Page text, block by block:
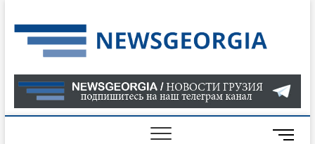
to
content
О
В
M